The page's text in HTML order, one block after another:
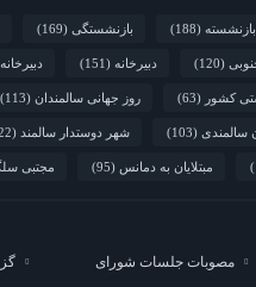
بازنشسته (188) بازنشستگی (169)
(120) دبیرخانه (151)
کشور (63) روز جهانی سالمندان (113)
سالمندی (103) شهر دوستدار سالمند (122)
مبتلایان به دمانس (95) مجتبی
مصوبات جلسات شورای